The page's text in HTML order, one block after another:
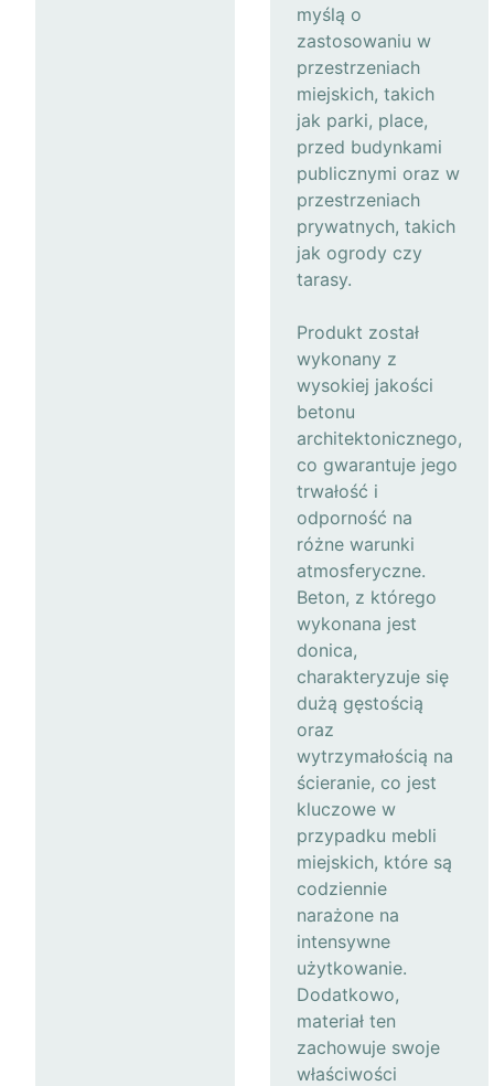
myślą o
zastosowaniu w
przestrzeniach
miejskich, takich
jak parki, place,
przed budynkami
publicznymi oraz w
przestrzeniach
prywatnych, takich
jak ogrody czy
tarasy.
Produkt został
wykonany z
wysokiej jakości
betonu
architektonicznego,
co gwarantuje jego
trwałość i
odporność na
różne warunki
atmosferyczne.
Beton, z którego
wykonana jest
donica,
charakteryzuje się
dużą gęstością
oraz
wytrzymałością na
ścieranie, co jest
kluczowe w
przypadku mebli
miejskich, które są
codziennie
narażone na
intensywne
użytkowanie.
Dodatkowo,
materiał ten
zachowuje swoje
właściwości